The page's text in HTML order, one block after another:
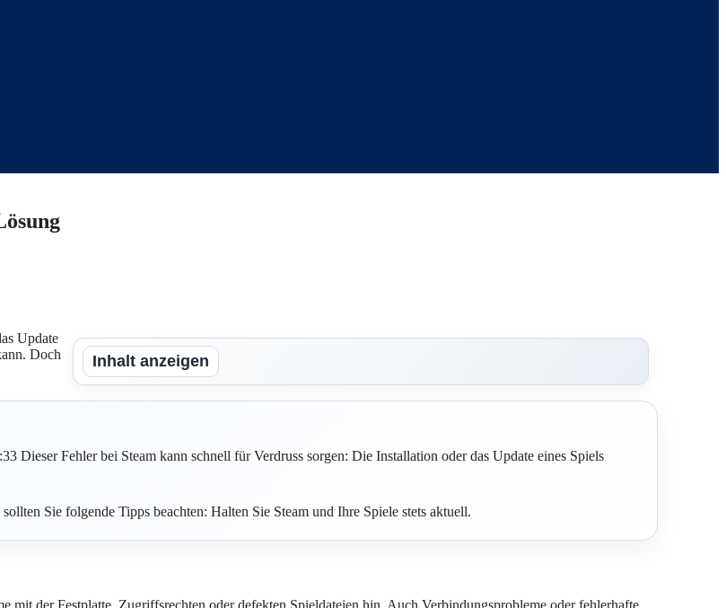
Inhalt anzeigen
Update
Doch
Dieser Fehler bei Steam kann schnell für Verdruss sorgen: Die Installation oder das Update eines Spiels
Sie folgende Tipps beachten: Halten Sie Steam und Ihre Spiele stets aktuell.